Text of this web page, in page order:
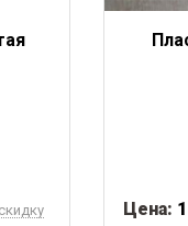
Цена: